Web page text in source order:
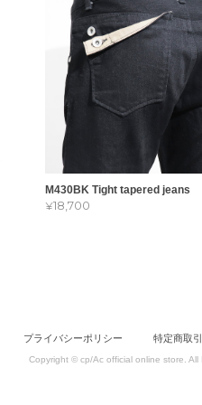
M430BK Tight tapered jeans
¥18,700
プライバシーポリシー 特定商取
Copyright © cp/Ac official online store. All